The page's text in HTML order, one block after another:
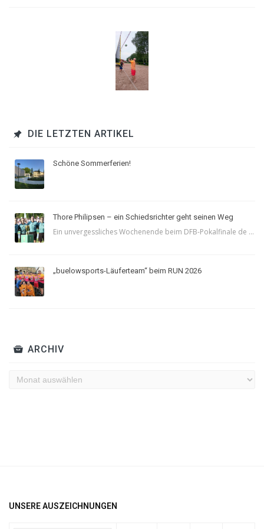
DIE LETZTEN ARTIKEL
Schöne Sommerferien!
Thore Philipsen – ein Schiedsrichter geht seinen Weg
Ein unvergessliches Wochenende beim DFB-Pokalfinale de ...
„buelowsports-Läuferteam“ beim RUN 2026
ARCHIV
Archiv
UNSERE AUSZEICHNUNGEN